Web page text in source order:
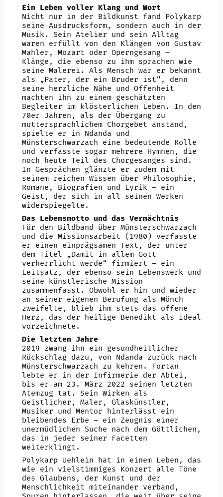
Ein Leben voller Klang und Wort
Nicht nur in der Bildkunst fand Polykarp
seine Ausdrucksform, sondern auch in der
Musik. Sein Atelier und sein Alltag
waren erfüllt von den Klängen von Gustav
Mahler, Mozart oder Operngesang –
Klänge, die ebenso zu ihm sprachen wie
seine Malerei. Als Mensch war er bekannt
als „Pater, der ein Bruder ist“, denn
seine herzliche Nähe und Offenheit
machten ihn zu einem geschätzten
Begleiter im klösterlichen Leben. In den
70er Jahren, als der Übergang zu
muttersprachlichem Chorgebet anstand,
spielte er in Ndanda und
Münsterschwarzach eine bedeutende Rolle
und verfasste sogar mehrere Hymnen, die
noch heute Teil des Chorgesanges sind.
In Gesprächen glänzte er zudem mit
seinem reichen Wissen über Philosophie,
Romane, Biografien und Lyrik – ein
Geist, der sich in all seinen Werken
widerspiegelte.
Das Lebensmotto und das Vermächtnis
Für den Bildband über Münsterschwarzach
und die Missionsarbeit (1980) verfasste
er einen einprägsamen Text, der unter
dem Titel „Damit in allem Gott
verherrlicht werde“ firmiert – ein
Leitsatz, der ebenso sein Lebenswerk und
seine künstlerische Mission
zusammenfasst. Obwohl er hin und wieder
an seiner eigenen Berufung als Mönch
zweifelte, blieb ihm stets das offene
Herz, das der heilige Benedikt als Ideal
vorzeichnete.
Die letzten Jahre
2019 zwang ihn ein gesundheitlicher
Rückschlag dazu, von Ndanda zurück nach
Münsterschwarzach zu kehren. Fortan
lebte er in der Infirmerie der Abtei,
bis er am 23. März 2022 seinen letzten
Atemzug tat. Sein Wirken als
Geistlicher, Maler, Glaskünstler,
Musiker und Mentor hinterlässt ein
bleibendes Erbe – ein Zeugnis einer
unermüdlichen Suche nach dem Göttlichen,
das in jeder seiner Facetten
weiterklingt.
Polykarp Uehlein hat in einem Leben, das
wie ein vielstimmiges Konzert alle Töne
des Glaubens, der Kunst und der
Menschlichkeit miteinander verband,